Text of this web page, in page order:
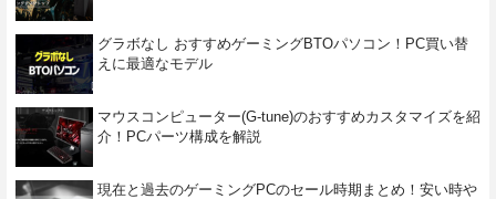
グラボなし おすすめゲーミングBTOパソコン！PC買い替
えに最適なモデル
マウスコンピューター(G-tune)のおすすめカスタマイズを紹
介！PCパーツ構成を解説
現在と過去のゲーミングPCのセール時期まとめ！安い時や